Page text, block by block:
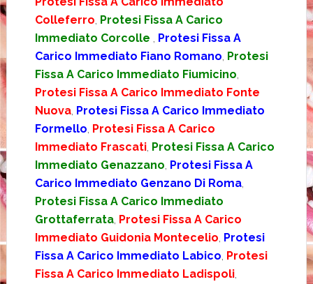
Colleferro Protesi Fissa A Carico
Immediato Corcolle
Protesi Fissa A
Carico Immediato Fiano Romano Protesi
Fissa A Carico Immediato Fiumicino
Protesi Fissa A Carico Immediato Fonte
Nuova, Protesi Fissa A Carico Immediato
Formello Protesi Fissa A Carico
Immediato Frascati, Protesi Fissa A Carico
Immediato Genazzano Protesi Fissa A
Carico Immediato Genzano Di Roma,
Protesi Fissa A Carico Immediato
Grottaferrata, Protesi Fissa A Carico
Immediato Guidonia Montecelio Protesi
Fissa A Carico Immediato Labico Protesi
Fissa A Carico Immediato Ladispoli,